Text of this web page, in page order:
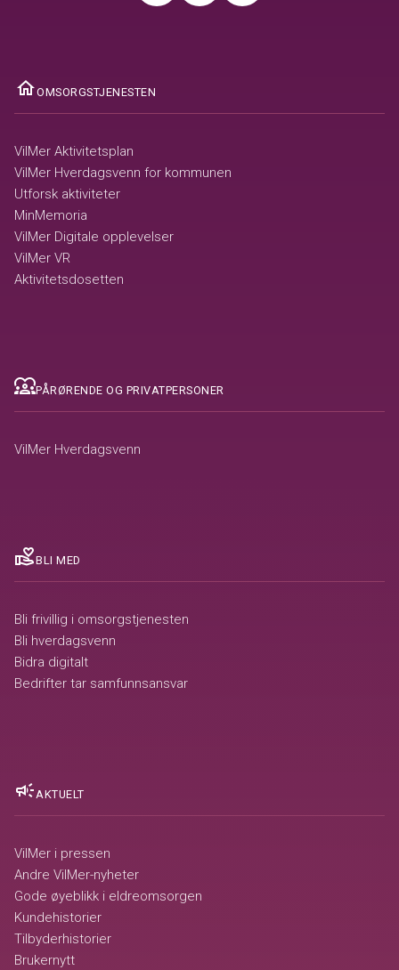
OMSORGSTJENESTEN
VilMer Aktivitetsplan
VilMer Hverdagsvenn for kommunen
Utforsk aktiviteter
MinMemoria
VilMer Digitale opplevelser
VilMer VR
Aktivitetsdosetten
diversity_1PÅRØRENDE OG PRIVATPERSONER
VilMer Hverdagsvenn
volunteer_activismBLI MED
Bli frivillig i omsorgstjenesten
Bli hverdagsvenn
Bidra digitalt
Bedrifter tar samfunnsansvar
campaign AKTUELT
VilMer i pressen
Andre VilMer-nyheter
Gode øyeblikk i eldreomsorgen
Kundehistorier
Tilbyderhistorier
Brukernytt